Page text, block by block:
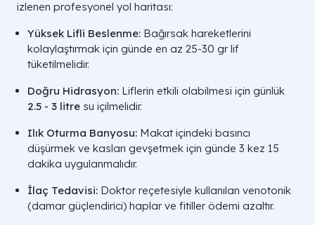
izlenen profesyonel yol haritası:
Yüksek Lifli Beslenme: Bağırsak hareketlerini
kolaylaştırmak için günde en az 25-30 gr lif
tüketilmelidir.
Doğru Hidrasyon: Liflerin etkili olabilmesi için günlük
2.5 - 3 litre su içilmelidir.
Ilık Oturma Banyosu: Makat içindeki basıncı
düşürmek ve kasları gevşetmek için günde 3 kez 15
dakika uygulanmalıdır.
İlaç Tedavisi: Doktor reçetesiyle kullanılan venotonik
(damar güçlendirici) haplar ve fitiller ödemi azaltır.